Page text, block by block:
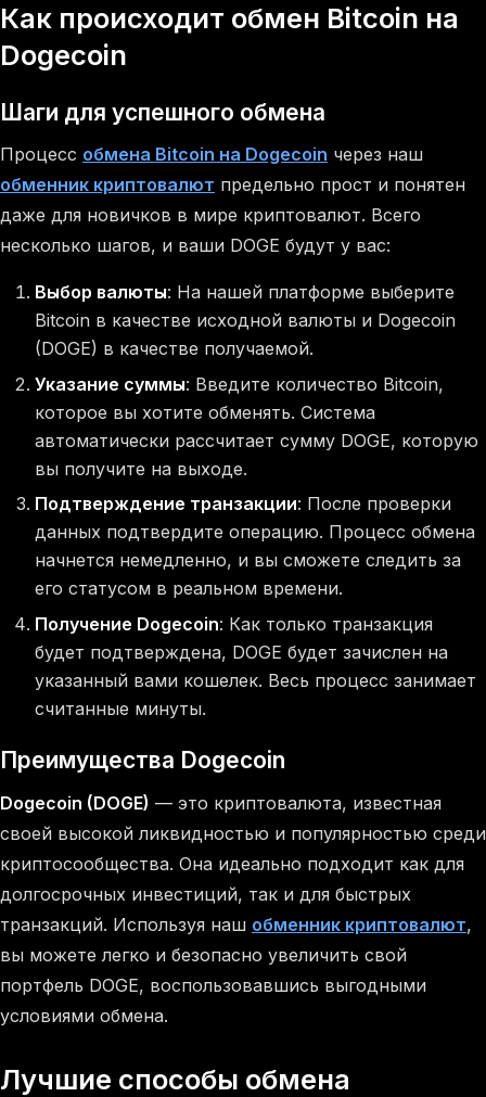
Как происходит обмен Bitcoin на
Dogecoin
Шаги для успешного обмена
Процесс обмена Bitcoin на Dogecoin через наш
обменник криптовалют предельно прост и понятен
даже для новичков в мире криптовалют. Всего
несколько шагов, и ваши DOGE будут у вас:
Выбор валюты: На нашей платформе выберите
Bitcoin в качестве исходной валюты и Dogecoin
(DOGE) в качестве получаемой.
Указание суммы: Введите количество Bitcoin,
которое вы хотите обменять. Система
автоматически рассчитает сумму DOGE, которую
вы получите на выходе.
Подтверждение транзакции: После проверки
данных подтвердите операцию. Процесс обмена
начнется немедленно, и вы сможете следить за
его статусом в реальном времени.
Получение Dogecoin: Как только транзакция
будет подтверждена, DOGE будет зачислен на
указанный вами кошелек. Весь процесс занимает
считанные минуты.
Преимущества Dogecoin
Dogecoin (DOGE) — это криптовалюта, известная
своей высокой ликвидностью и популярностью среди
криптосообщества. Она идеально подходит как для
долгосрочных инвестиций, так и для быстрых
транзакций. Используя наш обменник криптовалют,
вы можете легко и безопасно увеличить свой
портфель DOGE, воспользовавшись выгодными
условиями обмена.
Лучшие способы обмена